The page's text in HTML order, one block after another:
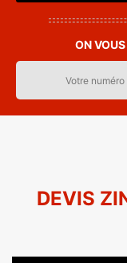
ON
DEVIS